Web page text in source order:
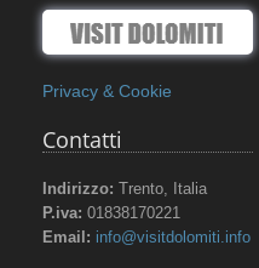
Privacy & Cookie
Contatti
Indirizzo: Trento, Italia
P.iva: 01838170221
Email: info@visitdolomiti.info